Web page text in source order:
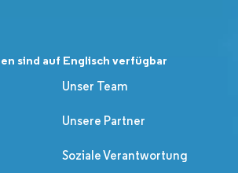
sind auf Englisch verfügbar
Unser Team
Unsere Partner
Soziale Verantwortung